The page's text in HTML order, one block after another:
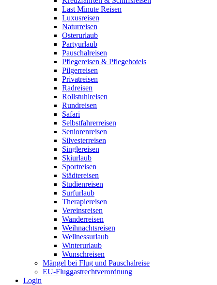
Last Minute Reisen
Luxusreisen
Naturreisen
Osterurlaub
Partyurlaub
Pauschalreisen
Pflegereisen & Pflegehotels
Pilgerreisen
Privatreisen
Radreisen
Rollstuhlreisen
Rundreisen
Safari
Selbstfahrerreisen
Seniorenreisen
Silvesterreisen
Singlereisen
Skiurlaub
Sportreisen
Städtereisen
Studienreisen
Surfurlaub
Therapiereisen
Vereinsreisen
Wanderreisen
Weihnachtsreisen
Wellnessurlaub
Winterurlaub
Wunschreisen
Mängel bei Flug und Pauschalreise
EU-Fluggastrechtverordnung
Login